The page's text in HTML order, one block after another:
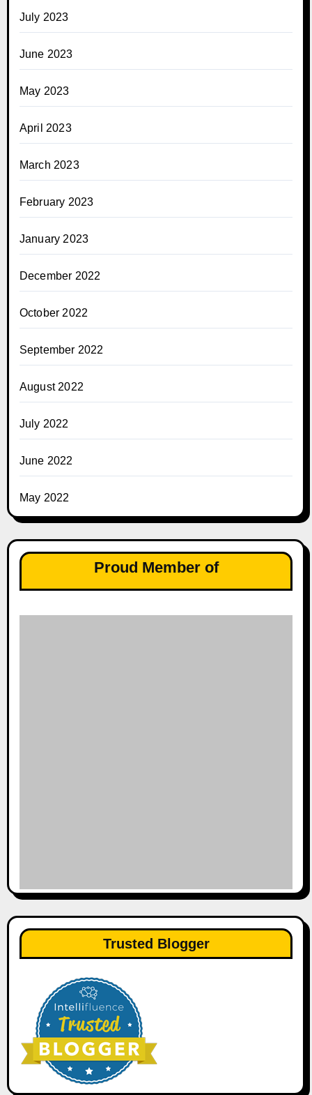
July 2023
June 2023
May 2023
April 2023
March 2023
February 2023
January 2023
December 2022
October 2022
September 2022
August 2022
July 2022
June 2022
May 2022
Proud Member of
Trusted Blogger